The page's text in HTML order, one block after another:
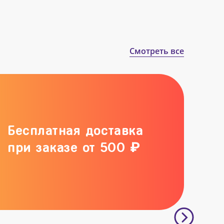
Смотреть все
Бесплатная доставка
при заказе от 500 ₽